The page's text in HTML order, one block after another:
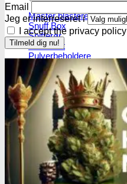
Master blastere
Snuff Box
Snifferør
Sniffesæt
Pulverbeholdere
Pulverknusere
Digital vægte
0,1g vægte
0,01g vægte
0,001g vægte
Grindere
Email
Jeg er interreseret i
I accept the privacy policy